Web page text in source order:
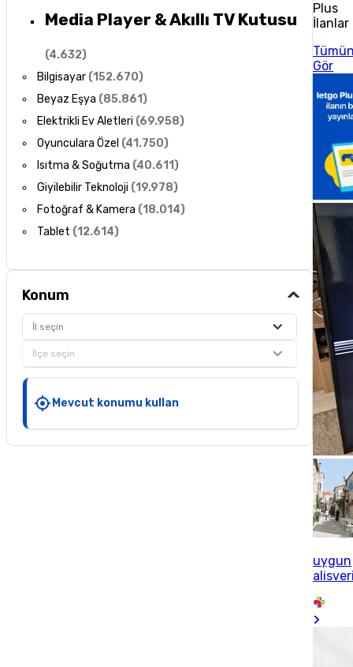
Media Player & Akıllı TV Kutusu
(4.632)
Bilgisayar (152.670)
Beyaz Eşya (85.861)
Elektrikli Ev Aletleri (69.958)
Oyunculara Özel (41.750)
Isıtma & Soğutma (40.611)
Giyilebilir Teknoloji (19.978)
Fotoğraf & Kamera (18.014)
Tablet (12.614)
Konum
İl seçin
İlçe seçin
Mevcut konumu kullan
Plus
İlanlar
Gör
uygun